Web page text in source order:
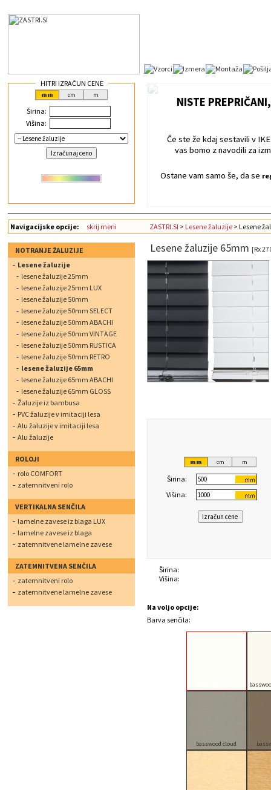
HITRI IZRAČUN CENE
Širina:
Višina:
NISTE
Če ste že kdaj sestavili v
vas bomo z navodili za
Ostane vam samo še, da se
Navigacijske opcije: skrij meni ZASTRI.SI > Lesene žaluzije > Lesene
NOTRANJE ŽALUZIJE
Lesene žaluzije
lesene žaluzije 25mm
lesene žaluzije 25mm LUX
lesene žaluzije 50mm
lesene žaluzije 50mm SELECT
lesene žaluzije 50mm ABACHI
lesene žaluzije 50mm VINTAGE
lesene žaluzije 50mm RUSTICA
lesene žaluzije 50mm RETRO
lesene žaluzije 65mm
lesene žaluzije 65mm ABACHI
lesene žaluzije 65mm GLOSS
Žaluzije iz bambusa
PVC žaluzije v imitaciji lesa
Alu žaluzije v imitaciji lesa
Alu žaluzije
ROLOJI
rolo COMFORT
zatemnitveni rolo
VERTIKALNA SENČILA
lamelne zavese iz blaga LUX
lamelne zavese iz blaga
zatemnitvene lamelne zavese
ZATEMNITVENA SENČILA
zatemnitveni rolo
zatemnitvene lamelne zavese
Lesene žaluzije 65mm [Rx
Širina:
Višina:
Širina:
Višina:
Na voljo opcije:
Barva senčila:
basswood cloud